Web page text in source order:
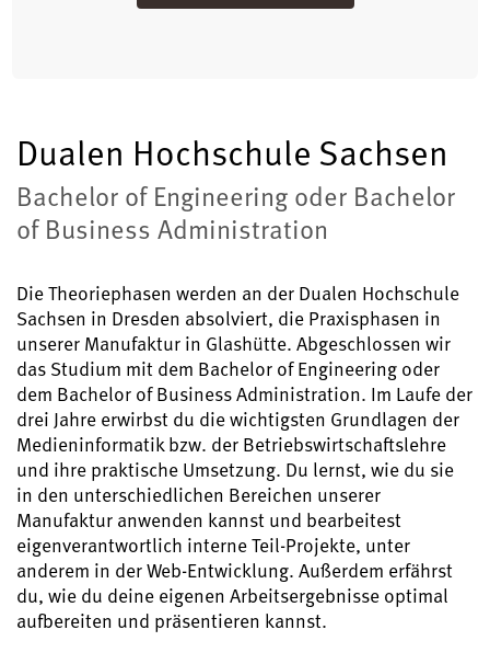
Dualen Hochschule Sachsen
Bachelor of Engineering oder Bachelor
of Business Administration
Die Theoriephasen werden an der Dualen Hochschule
Sachsen in Dresden absolviert, die Praxisphasen in
unserer Manufaktur in Glashütte. Abgeschlossen wir
das Studium mit dem Bachelor of Engineering oder
dem Bachelor of Business Administration. Im Laufe der
drei Jahre erwirbst du die wichtigsten Grundlagen der
Medieninformatik bzw. der Betriebswirtschaftslehre
und ihre praktische Umsetzung. Du lernst, wie du sie
in den unterschiedlichen Bereichen unserer
Manufaktur anwenden kannst und bearbeitest
eigenverantwortlich interne Teil-Projekte, unter
anderem in der Web-Entwicklung. Außerdem erfährst
du, wie du deine eigenen Arbeitsergebnisse optimal
aufbereiten und präsentieren kannst.